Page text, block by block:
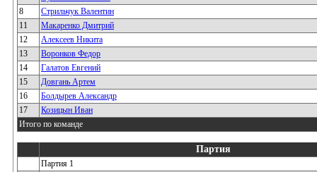
8
Стрильчук Валентин
11
Макаренко Дмитрий
12
Алексеев Никита
13
Воронков Федор
14
Галатов Евгений
15
Довгань Артем
16
Болдырев Александр
17
Козицын Иван
Итого по команде
Партия
Партия 1